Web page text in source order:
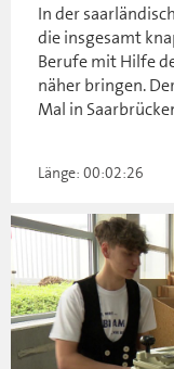
In der
die insgesamt
Berufe mit Hilfe
näher bringen.
Mal in
Länge: 00:02:26